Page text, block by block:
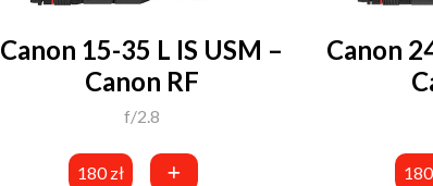
Canon 15-35 L IS USM –
Canon RF
f/2.8
180 zł
Canon